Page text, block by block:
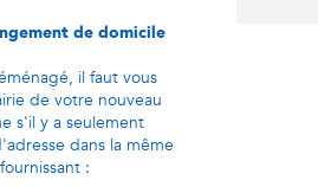
de domicile
il faut vous
de votre nouveau
s'il y a seulement
dans la même
: